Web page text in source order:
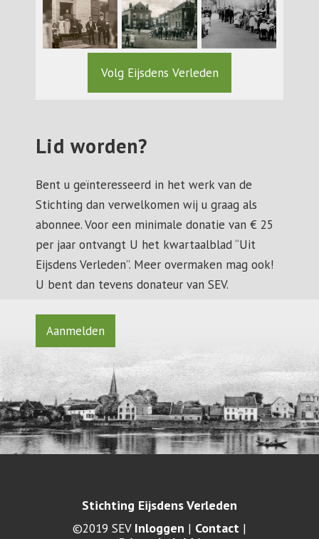
Volg Eijsdens Verleden
Lid worden?
Bent u geïnteresseerd in het werk van de
Stichting dan verwelkomen wij u graag als
abonnee. Voor een minimale donatie van € 25
per jaar ontvangt U het kwartaalblad “Uit
Eijsdens Verleden”. Meer overmaken mag ook!
U bent dan tevens donateur van SEV.
Aanmelden
Stichting Eijsdens Verleden
©2019 SEV Inloggen | Contact |